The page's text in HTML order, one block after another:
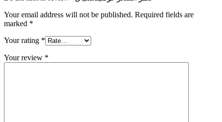
Your email address will not be published. Required fields are
marked *
Your rating *
Your review *